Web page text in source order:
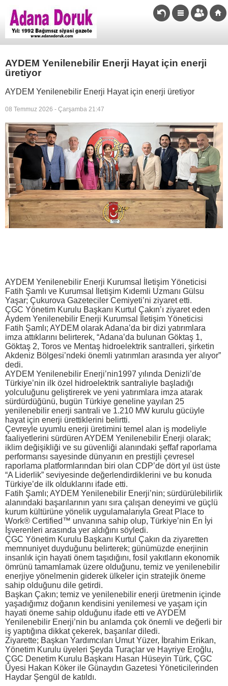
AYDEM Yenilenebilir Enerji Hayat için enerji
üretiyor
AYDEM Yenilenebilir Enerji Hayat için enerji üretiyor
08 Temmuz 2026 - Çarşamba 21:47
AYDEM Yenilenebilir Enerji Kurumsal İletişim Yöneticisi
Fatih Şamlı ve Kurumsal İletişim Kıdemli Uzmanı Gülsu
Yaşar; Çukurova Gazeteciler Cemiyeti’ni ziyaret etti.
ÇGC Yönetim Kurulu Başkanı Kurtul Çakın’ı ziyaret eden
Aydem Yenilenebilir Enerji Kurumsal İletişim Yöneticisi
Fatih Şamlı; AYDEM olarak Adana’da bir dizi yatırımlara
imza attıklarını belirterek, “Adana’da bulunan Göktaş 1,
Göktaş 2, Toros ve Mentaş hidroelektrik santralleri, şirketin
Akdeniz Bölgesi’ndeki önemli yatırımları arasında yer alıyor”
dedi.
AYDEM Yenilenebilir Enerji’nin1997 yılında Denizli’de
Türkiye’nin ilk özel hidroelektrik santraliyle başladığı
yolculuğunu geliştirerek ve yeni yatırımlara imza atarak
sürdürdüğünü, bugün Türkiye geneline yayılan 25
yenilenebilir enerji santrali ve 1.210 MW kurulu gücüyle
hayat için enerji ürettiklerini belirtti.
Çevreyle uyumlu enerji üretimini temel alan iş modeliyle
faaliyetlerini sürdüren AYDEM Yenilenebilir Enerji olarak;
iklim değişikliği ve su güvenliği alanındaki şeffaf raporlama
performansı sayesinde dünyanın en prestijli çevresel
raporlama platformlarından biri olan CDP’de dört yıl üst üste
“A Liderlik” seviyesinde değerlendirdiklerini ve bu konuda
Türkiye’de ilk olduklarını ifade etti.
Fatih Şamlı; AYDEM Yenilenebilir Enerji’nin; sürdürülebilirlik
alanındaki başarılarının yanı sıra çalışan deneyimi ve güçlü
kurum kültürüne yönelik uygulamalarıyla Great Place to
Work®️ Certified™️ unvanına sahip olup, Türkiye’nin En İyi
İşverenleri arasında yer aldığını söyledi.
ÇGC Yönetim Kurulu Başkanı Kurtul Çakın da ziyaretten
memnuniyet duyduğunu belirterek; günümüzde enerjinin
insanlık için hayati önem taşıdığını, fosil yakıtların ekonomik
ömrünü tamamlamak üzere olduğunu, temiz ve yenilenebilir
enerjiye yönelmenin giderek ülkeler için stratejik öneme
sahip olduğunu dile getirdi.
Başkan Çakın; temiz ve yenilenebilir enerji üretmenin içinde
yaşadığımız doğanın kendisini yenilemesi ve yaşam için
hayati öneme sahip olduğunu ifade etti ve AYDEM
Yenilenebilir Enerji’nin bu anlamda çok önemli ve değerli bir
iş yaptığına dikkat çekerek, başarılar diledi.
Ziyarette; Başkan Yardımcıları Umut Yüzer, İbrahim Erikan,
Yönetim Kurulu üyeleri Şeyda Turaçlar ve Hayriye Eroğlu,
ÇGC Denetim Kurulu Başkanı Hasan Hüseyin Türk, ÇGC
Üyesi Hakan Köker ile Günaydın Gazetesi Yöneticilerinden
Haydar Şengül de katıldı.